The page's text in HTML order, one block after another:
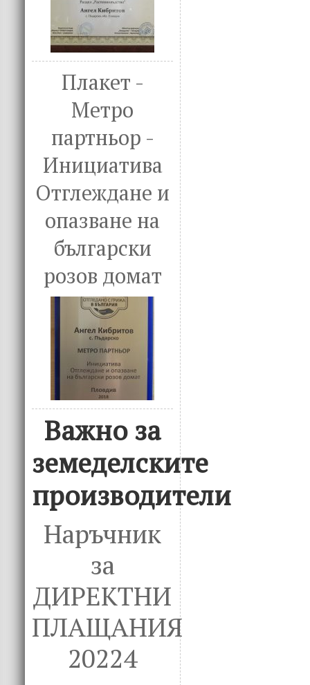
Плакет -
Метро
партньор -
Инициатива
Отглеждане и
опазване на
български
розов домат
Важно за
земеделските
производители
Наръчник
за
ДИРЕКТНИ
ПЛАЩАНИЯ
20224